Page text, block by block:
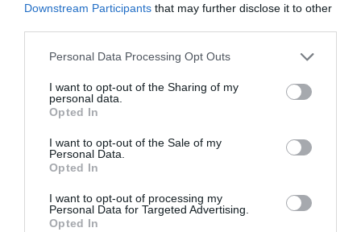
Downstream Participants that may further disclose it to other
Please note that this website/app uses one or more Google
not limited to your visit or usage behaviour. You may click to
grant or deny consent to Google and its third-party tags to
use your data for below specified purposes in below Google
consent section.
Personal Data Processing Opt Outs
I want to opt-out of the Sharing of my
personal data.
Opted In
I want to opt-out of the Sale of my
Personal Data.
Opted In
I want to opt-out of processing my
Personal Data for Targeted Advertising.
Opted In
την παρέδωσα στον θεωρούμενο προσωπικό
φίλο Θεοδόση το 2014, κατά την προεκλογική
του περίοδο ευελπιστώντας οτι θα τις λάβει
τον επόμενο χρόνο προσκάλεσε την ΕΕΤΑΑ
προτεινόμενων θέσεων , τις δικές μου τις
εξαφάνισε , μη προσθέτωντας τις στον φάκελο
αναφέρατε και πλέον το 1/3 των κατοίκων